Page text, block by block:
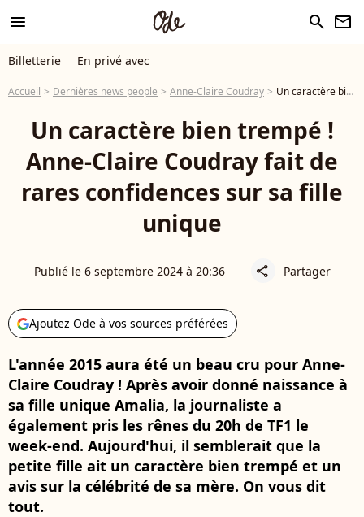
menu search newsletter
Billetterie En privé avec
Accueil Dernières news people Anne-Claire Coudray Un caractère bien trempé ! Anne-Claire Coudray fait de rares confidences sur sa fille unique
Un caractère bien trempé !
Anne-Claire Coudray fait de
rares confidences sur sa fille
unique
Publié le 6 septembre 2024 à 20:36 share Partager
Ajoutez Ode à vos sources préférées
L'année 2015 aura été un beau cru pour Anne-
Claire Coudray ! Après avoir donné naissance à
sa fille unique Amalia, la journaliste a
également pris les rênes du 20h de TF1 le
week-end. Aujourd'hui, il semblerait que la
petite fille ait un caractère bien trempé et un
avis sur la célébrité de sa mère. On vous dit
tout.